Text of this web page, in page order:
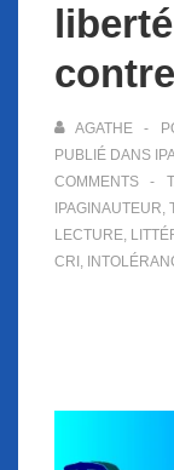
AGATHE
PUBLIÉ DANS
COMMENTS
IPAGINAUTEUR,
LECTURE,
CRI ,